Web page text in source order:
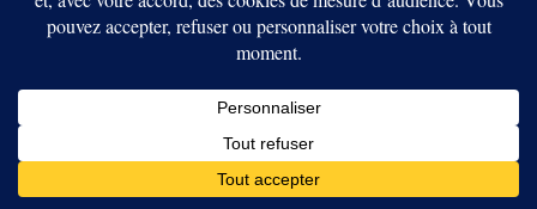
Les marchés actions hésitent, car les espoirs
d’accord avec l’Iran restent fragiles.
Le dollar retrouve un rôle de refuge, tandis que les
obligations surveillent l’inflation.